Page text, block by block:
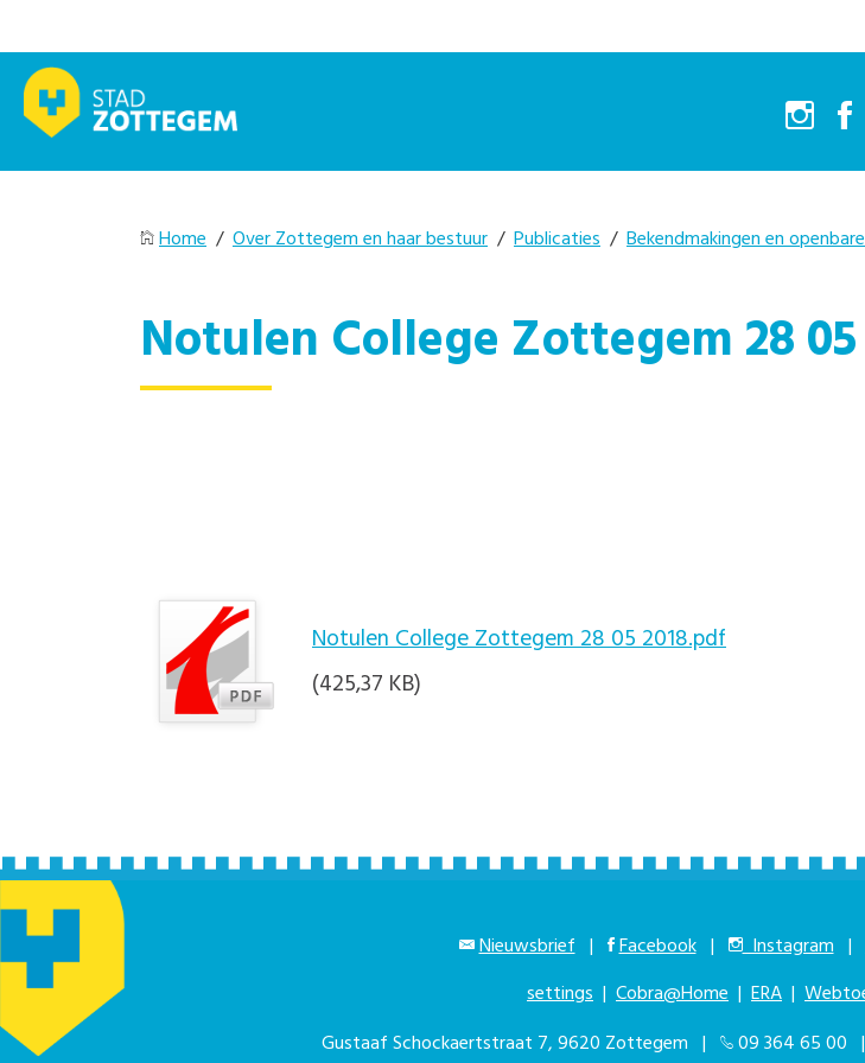
Home / Over Zottegem en haar bestuur / Publicaties / Bekendmakingen en
Notulen College Zottegem 28
Notulen College Zottegem 28 05 2018.pdf
(425,37 KB)
Nieuwsbrief | Facebook | Instagram |
settings | Cobra@Home | ERA |
Gustaaf Schockaertstraat 7, 9620 Zottegem |
09 364 65 00 |